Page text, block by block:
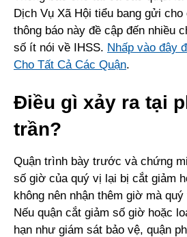
Dịch Vụ Xã Hội tiểu bang gửi
thông báo này đề cập đến nhiều
số ít nói về IHSS. Nhấp vào đây
Cho Tất Cả Các Quận.
Điều gì xảy ra tại
trần?
Quận trình bày trước và chứng
số giờ của quý vị lại bị cắt giảm
không nên nhận thêm giờ mà
Nếu quận cắt giảm số giờ hoặc
hạn như giám sát bảo vệ, quận